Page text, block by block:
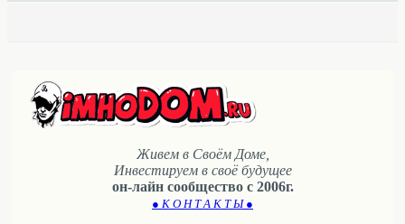
Живем в Своём Доме,
Инвестируем в своё будущее
он-лайн сообщество с 2006г.
● К О Н Т А К Т Ы ●